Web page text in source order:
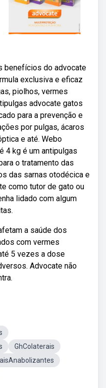
benefícios do advocate
exclusiva e eficaz
piolhos, vermes
advocate gatos
para a prevenção e
por pulgas, ácaros
e até. Webo
4 kg é um antipulgas
o tratamento das
das sarnas otodécica e
como tutor de gato ou
lidado com algum
a saúde dos
com vermes
5 vezes a dose
Advocate não
GhColaterais